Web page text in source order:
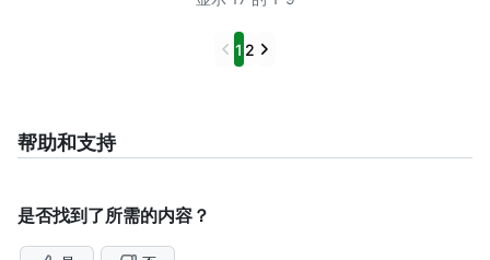
Previous
1 2 Next
帮助和支持
是否找到了所需的内容？